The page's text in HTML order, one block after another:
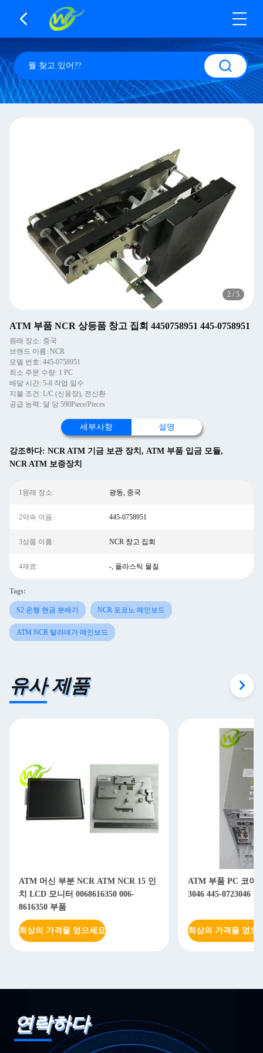
2 / 5
ATM 부품 NCR 상등품 창고 집회 4450758951 445-0758951
원래 장소: 중국
브랜드 이름: NCR
모델 번호: 445-0758951
최소 주문 수량: 1 PC
배달 시간: 5-8 작업 일수
지불 조건: L/C (신용장), 전신환
공급 능력: 달 당 590Piece/Pieces
세부사항 설명
강조하다: NCR ATM 기금 보관 장치 , ATM 부품 입금 모듈,
NCR ATM 보증장치
1원래 장소: 광동, 중국
2약속 어음: 445-0758951
3상품 이름: NCR 창고 집회
4재료: -, 플라스틱 물질
Tags:
S2 은행 현금 분배기 NCR 포코노 메인보드
ATM NCR 탈라데가 메인보드
유사 제품
ATM 머신 부분 NCR ATM NCR 15 인
치 LCD 모니터 0068616350 006-
8616350 부품
최상의 가격을 얻으세요
ATM 부품 PC 코어
3046 445-0723046
최상의 가격을 얻으
연락하다